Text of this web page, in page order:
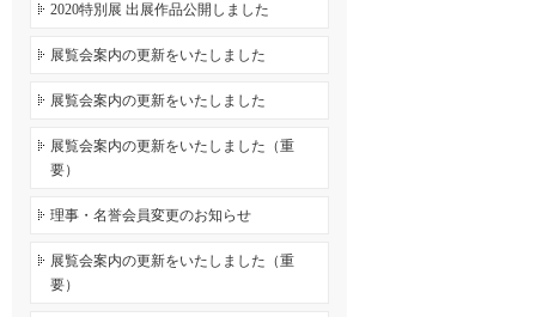
2020特別展 出展作品公開しました
展覧会案内の更新をいたしました
展覧会案内の更新をいたしました
展覧会案内の更新をいたしました（重
要）
理事・名誉会員変更のお知らせ
展覧会案内の更新をいたしました（重
要）